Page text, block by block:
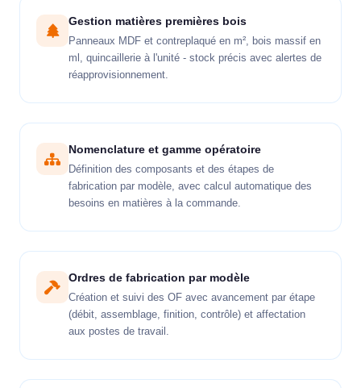
Gestion matières premières bois
Panneaux MDF et contreplaqué en m², bois massif en
ml, quincaillerie à l'unité - stock précis avec alertes de
réapprovisionnement.
Nomenclature et gamme opératoire
Définition des composants et des étapes de
fabrication par modèle, avec calcul automatique des
besoins en matières à la commande.
Ordres de fabrication par modèle
Création et suivi des OF avec avancement par étape
(débit, assemblage, finition, contrôle) et affectation
aux postes de travail.